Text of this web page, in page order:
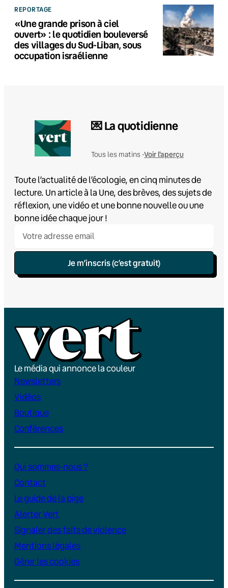
REPORTAGE
«Une grande prison à ciel
ouvert» : le quotidien bouleversé
des villages du Sud-Liban, sous
occupation israélienne
💌 La quotidienne
Tous les matins •Voir l'aperçu
Toute l’actualité de l’écologie, en cinq minutes de
lecture. Un article à la Une, des brèves, des sujets de
réflexion, une vidéo et une bonne nouvelle ou une
bonne idée chaque jour !
Je m’inscris (c’est gratuit)
Le média qui annonce la couleur
Newsletters
Vidéos
Boutique
Conférences
Qui sommes-nous ?
Contact
Le guide de la pige
Alerter Vert
Signaler des faits de violence
Mentions légales
Gérer les cookies